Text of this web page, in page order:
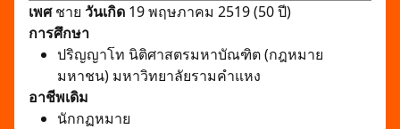
เพศชาย วันเกิด 19 พฤษภาคม 2519 (50 ปี)
การศึกษา
ปริญญาโท นิติศาสตรมหาบัณฑิต (กฎหมาย
มหาชน) มหาวิทยาลัยรามคำแหง
อาชีพเดิม
นักกฏหมาย